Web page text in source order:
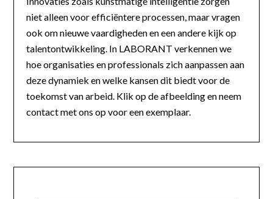
niet alleen voor efficiëntere processen, maar vragen
ook om nieuwe vaardigheden en een andere kijk op
talentontwikkeling. In LABORANT verkennen we
hoe organisaties en professionals zich aanpassen aan
deze dynamiek en welke kansen dit biedt voor de
toekomst van arbeid. Klik op de afbeelding en neem
contact met ons op voor een exemplaar.